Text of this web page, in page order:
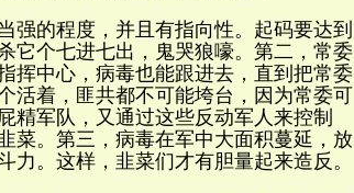
强的程度，并且有指向性。起码要达到
它个七进七出，鬼哭狼嚎。第二，常委
挥中心，病毒也能跟进去，直到把常委
活着，匪共都不可能垮台，因为常委可
精军队，又通过这些反动军人来控制
菜。第三，病毒在军中大面积蔓延，放
。这样，韭菜们才有胆量起来造反。